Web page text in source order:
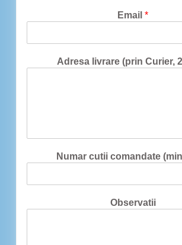
Email *
Adresa livrare (prin Curier,
Numar cutii comandate
Observatii